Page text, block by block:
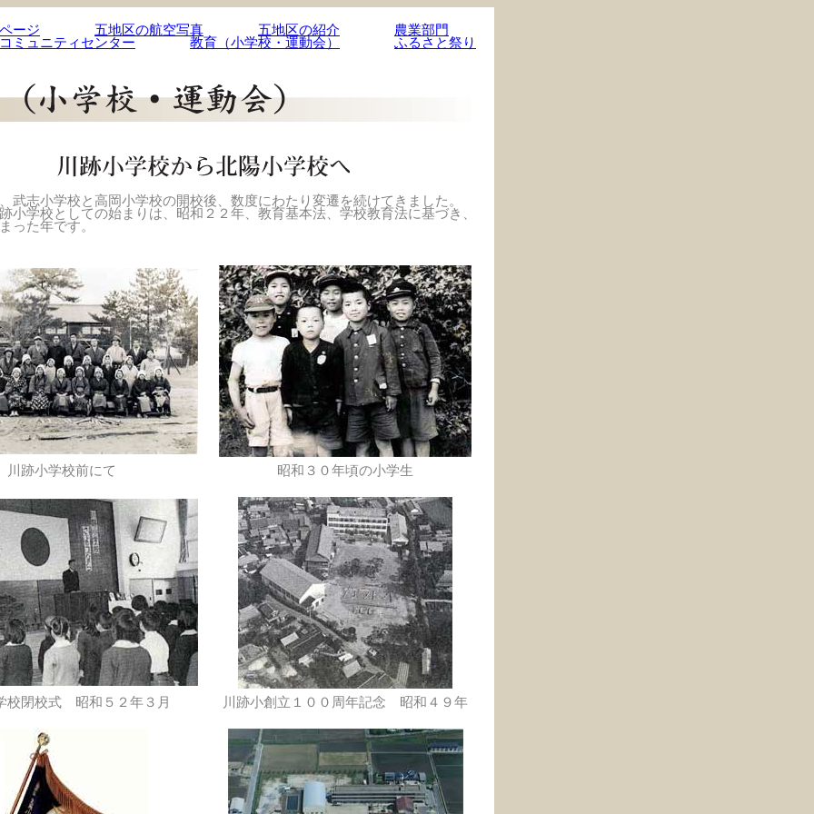
ージ 五地区の航空写真 五地区の紹介
農業部門
ミュニティセンター
教育（小学校・運動会） ふるさと祭り
志小学校と高岡小学校の開校後、数度にわたり変遷を続けてきました。
小学校としての始まりは、昭和２２年、教育基本法、学校教育法に基づき、
った年です。
川跡小学校前にて 昭和３０年頃の小学生
校閉校式 昭和５２年３月 川跡小創立１００周年記念 昭和４９年